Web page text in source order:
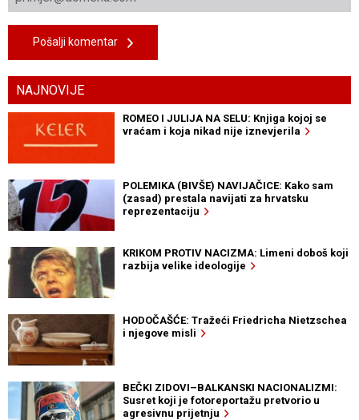
Pošalji komentar
NAJNOVIJE
ROMEO I JULIJA NA SELU: Knjiga kojoj se
vraćam i koja nikad nije iznevjerila
POLEMIKA (BIVŠE) NAVIJAČICE: Kako sam
(zasad) prestala navijati za hrvatsku
reprezentaciju
KRIKOM PROTIV NACIZMA: Limeni doboš koji
razbija velike ideologije
HODOČAŠĆE: Tražeći Friedricha Nietzschea
i njegove misli
BEČKI ZIDOVI–BALKANSKI NACIONALIZMI:
Susret koji je fotoreportažu pretvorio u
agresivnu prijetnju